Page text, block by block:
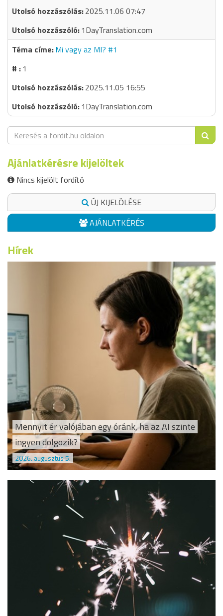
2025.11.06 07:47
1DayTranslation.com
Mi vagy az MI? #1
1
2025.11.05 16:55
1DayTranslation.com
Ajánlatkérésre kijelöltek
Nincs kijelölt fordító
ÚJ KIJELÖLÉSE
AJÁNLATKÉRÉS
Hírek
Mennyit ér valójában egy óránk, ha az AI szinte
ingyen dolgozik?
2026. augusztus 5.